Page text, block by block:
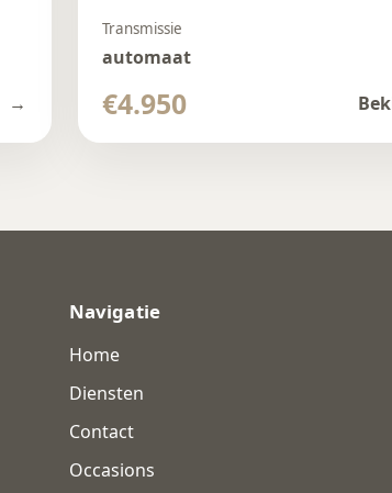
Transmissie
automaat
€4.950
Navigatie
Home
Diensten
Contact
Occasions